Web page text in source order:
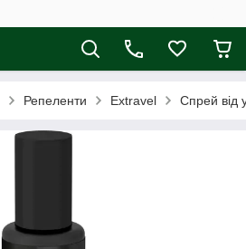
Репеленти Extravel Спрей від